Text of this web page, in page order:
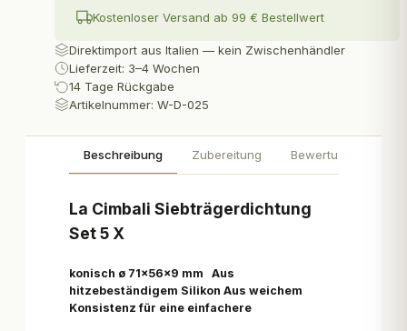
Kostenloser Versand ab 99 € Bestellwert
Direktimport aus Italien — kein Zwischenhändler
Lieferzeit: 3–4 Wochen
14 Tage Rückgabe
Artikelnummer: W-D-025
Beschreibung Zubereitung Bewertungen
La Cimbali Siebträgerdichtung
Set 5 X
konisch ø 71x56x9 mm Aus
hitzebeständigem Silikon Aus weichem
Konsistenz für eine einfachere